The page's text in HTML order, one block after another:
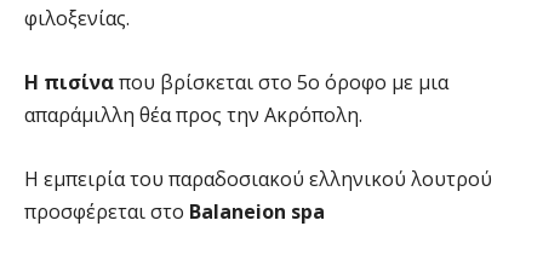
φιλοξενίας.
Η πισίναπου βρίσκεται στο 5ο όροφο με μια
απαράμιλλη θέα προς την Ακρόπολη.
Η εμπειρία του παραδοσιακού ελληνικού λουτρού
προσφέρεται στο Βalaneion spa